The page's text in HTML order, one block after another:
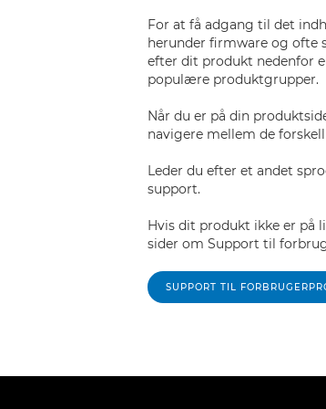
For at få adgang til det
herunder firmware og ofte
efter dit produkt nedenfor
populære produktgrupper.
Når du er på din
navigere mellem de
Leder du efter et andet
support.
Hvis dit produkt ikke er på
sider om Support til
SUPPORT TIL